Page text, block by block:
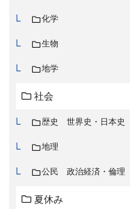
化学
生物
地学
社会
歴史 世界史・日本史
地理
公民 政治経済・倫理
夏休み